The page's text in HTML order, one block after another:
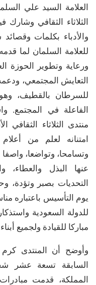
العلامة السيد علي
الثلاثاء الثقافي
والأدباء بكلمات
للعلامة السلمان لما
ورعاية وتطوير الحوزة
التعايش المجتمعي،
للسرطان بالقطيف،
الفاعلة في المجتمع.
منتدى الثلاثاء
امتنانه لعلم من
وتسامحا، وتواضعا،
عنها البذل والعطاء،
التحديات بصبر وتؤدة،
يوم التأسيس باعتباره
للدولة السعودية
مباركا للقيادة ولجميع
وأوضح أن المنتدى
السابقة تسعة عشر
المملكة، قدمت